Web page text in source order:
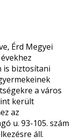
Érd Megyei
is biztosítani
a város
került
az
u. 93-105. szám
áll.